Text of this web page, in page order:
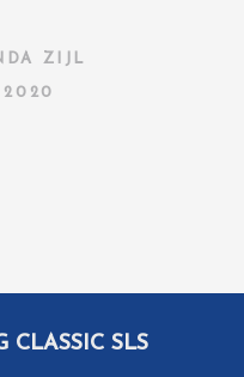
ZIJL
2020
CLASSIC SLS